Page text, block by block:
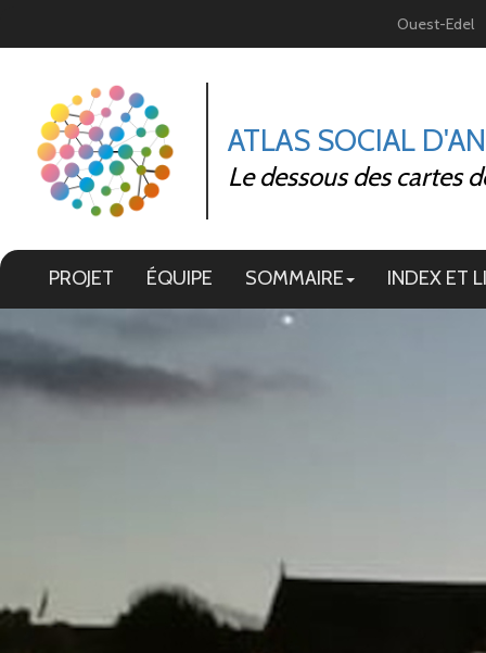
Ouest-Edel
ATLAS SOCIAL
Le dessous des cartes
PROJET ÉQUIPE SOMMAIRE INDEX ET